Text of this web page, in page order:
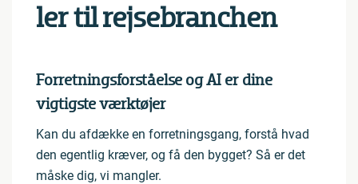
ler til rej­se­bran­chen
Forretningsforståelse og AI er dine
vigtigste værktøjer
Kan du afdække en forretningsgang, forstå hvad
den egentlig kræver, og få den bygget? Så er det
måske dig, vi mangler.